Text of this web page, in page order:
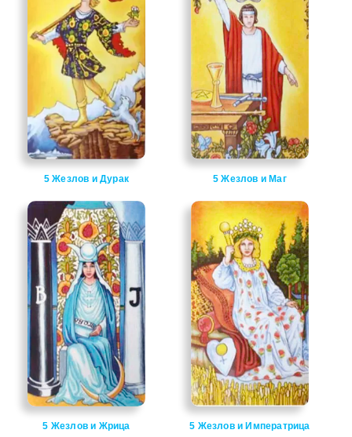
5 Жезлов и Дурак 5 Жезлов и Маг
5 Жезлов и Жрица 5 Жезлов и Императрица